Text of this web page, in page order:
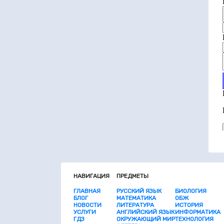
НАВИГАЦИЯ
ГЛАВНАЯ
БЛОГ
НОВОСТИ
УСЛУГИ
ГДЗ
ПРЕДМЕТЫ
РУССКИЙ ЯЗЫК
МАТЕМАТИКА
ЛИТЕРАТУРА
АНГЛИЙСКИЙ ЯЗЫК
ОКРУЖАЮЩИЙ МИР
БИОЛОГИЯ
ОБЖ
ИСТОРИЯ
ИНФОРМАТИКА
ТЕХНОЛОГИЯ